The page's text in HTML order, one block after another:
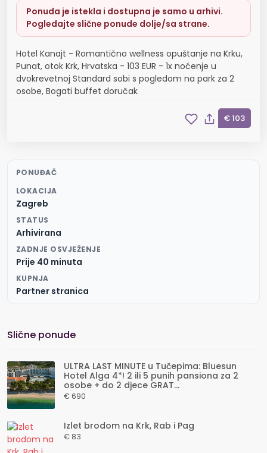
Ponuda je istekla i dostupna je samo u arhivi.
Pogledajte slične ponude dolje/sa strane.
Hotel Kanajt - Romantično wellness opuštanje na Krku,
Punat, otok Krk, Hrvatska - 103 EUR - 1x noćenje u
dvokrevetnoj Standard sobi s pogledom na park za 2
osobe, Bogati buffet doručak
€ 103
PONUĐAČ
LOKACIJA
Zagreb
STATUS
Arhivirana
ZADNJE OSVJEŽENJE
Prije 40 minuta
KUPNJA
Partner stranica
Slične ponude
ULTRA LAST MINUTE u Tučepima: Bluesun
Hotel Alga 4*! 2 ili 5 punih pansiona za 2
osobe + do 2 djece GRAT...
€ 690
Izlet brodom na Krk, Rab i Pag
€ 83